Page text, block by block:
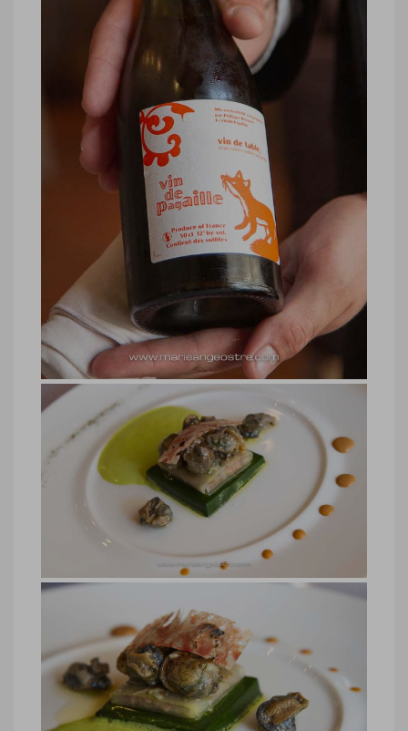
Jura, vin d’Arbois, restaurant Jean-
Paul Jeunet
Jura, vin d’Arbois, restaurant Jean-Paul
Jeunet © Marie-Ange Ostré
Jura, restaurant chef Jean-Paul
Jeunet
Jura, restaurant chef Jean-Paul Jeunet